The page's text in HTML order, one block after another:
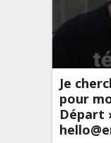
Je
pour
Départ